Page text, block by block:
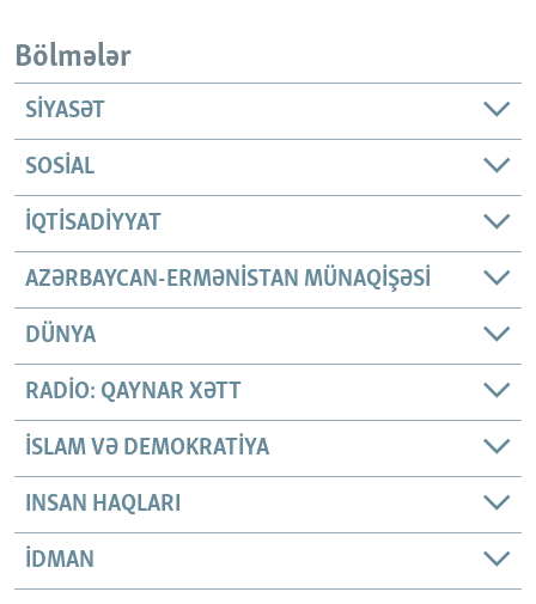
Bölmələr
SIYASƏT
SOSIAL
İQTISADIYYAT
AZƏRBAYCAN-ERMƏNISTAN MÜNAQIŞƏSI
DÜNYA
RADIO: QAYNAR XƏTT
İSLAM VƏ DEMOKRATIYA
INSAN HAQLARI
İDMAN